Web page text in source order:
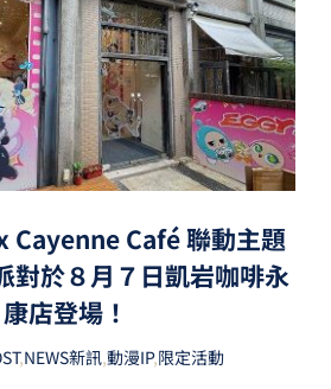
Cayenne Café 聯動主題
對於８月７日凱岩咖啡永
康店登場！
,NEWS新訊,動漫IP,限定活動